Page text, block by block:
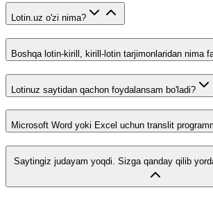
Lotin.uz o'zi nima?
Boshqa lotin-kirill, kirill-lotin tarjimonlaridan nima
Lotinuz saytidan qachon foydalansam bo'ladi?
Microsoft Word yoki Excel uchun translit
Saytingiz judayam yoqdi. Sizga qanday qilib